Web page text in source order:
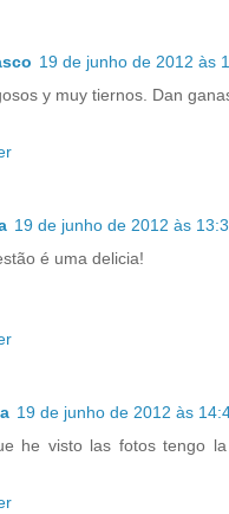
19 de junho de 2012 às
y muy tiernos. Dan
19 de junho de 2012 às
é uma delicia!
19 de junho de 2012 às
he visto las fotos tengo